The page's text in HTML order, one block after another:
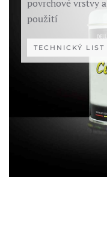
povrchové vrstvy
použití
TECHNICKÝ LIST